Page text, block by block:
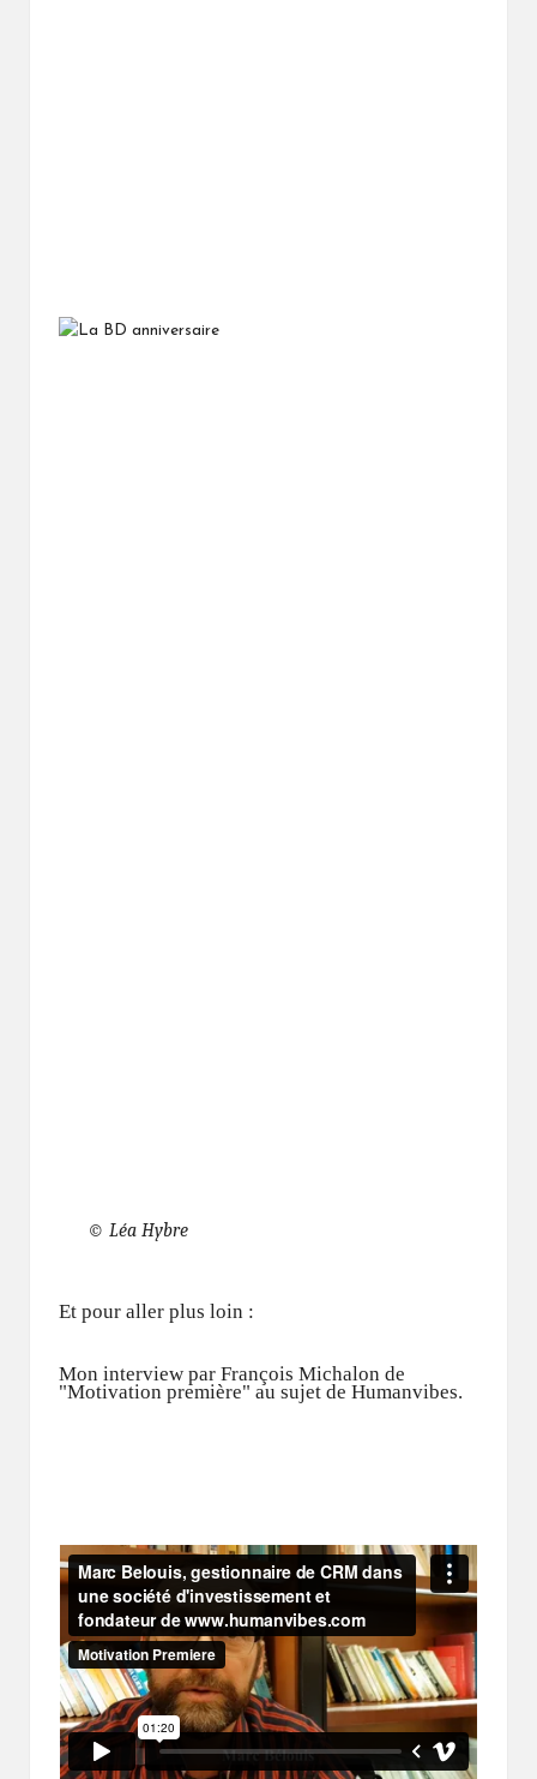
© Léa Hybre
Et pour aller plus loin :
Mon interview par François Michalon de
"Motivation première" au sujet de Humanvibes.